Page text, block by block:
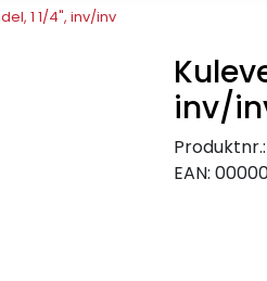
1 1/4", inv/inv
inv/
Produktnr.:
EAN: